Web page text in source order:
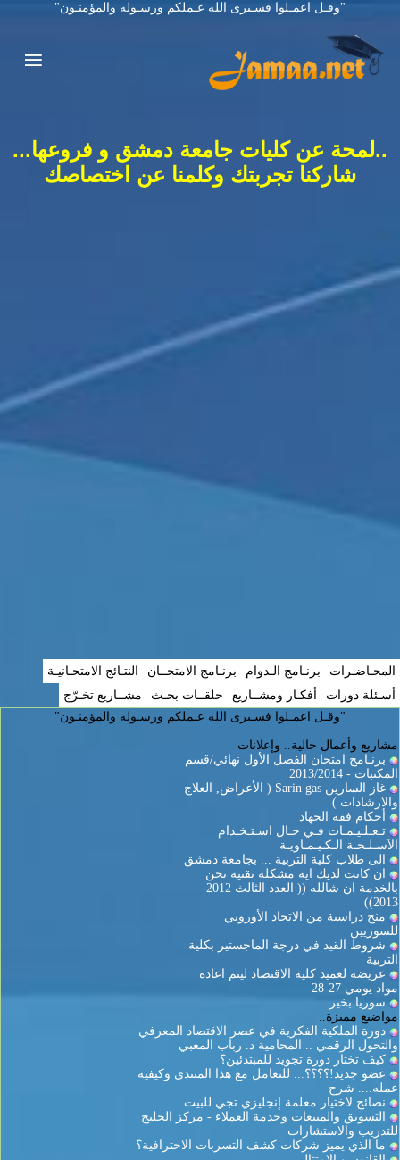
"وقـل اعمـلوا فسـيرى الله عـملكم ورسـوله والمؤمنـون"
..لمحة عن كليات جامعة دمشق و فروعها...
شاركنا تجربتك وكلمنا عن اختصاصك
المحـاضـرات برنـامج الـدوام برنـامج الامتحــان
النتـائج الامتحـانيـة
أسـئلة دورات
أفكـار ومشــاريع حلقــات بحـث
مشــاريع تخـرّج
"وقـل اعمـلوا فسـيرى الله عـملكم ورسـوله والمؤمنـون"
مشاريع وأعمال حالية.. وإعلانات
برنـامج امتحان الفصل الأول نهائي/قسم
المكتبات - 2013/2014
غاز السارين Sarin gas ( الأعراض, العلاج
والارشادات )
أحكام فقه الجهاد
تـعـلـيـمـات فـي حـال اسـتـخـدام
الآسـلـحـة الـكـيـمـاويـة
الى طلاب كلية التربية ... بجامعة دمشق
ان كانت لديك اية مشكلة تقنية نحن
بالخدمة ان شالله (( العدد الثالث 2012-
2013))
منح دراسية من الاتحاد الأوروبي
للسوريين
شروط القيد في درجة الماجستير بكلية
التربية
عريضة لعميد كلية الاقتصاد ليتم اعادة
مواد يومي 27-28
سوريا بخير..
مواضيع مميزة..
دورة الملكية الفكرية في عصر الاقتصاد المعرفي
والتحول الرقمي .. المحامية د. رباب المعبي
كيف تختار دورة تجويد للمبتدئين؟
عضو جديد!؟؟؟؟... للتعامل مع هذا المنتدى وكيفية
عمله.... شرح
نصائح لاختيار معلمة إنجليزي تجي للبيت
التسويق والمبيعات وخدمة العملاء - مركز الخليج
للتدريب والاستشارات
ما الذي يميز شركات كشف التسربات الاحترافية؟